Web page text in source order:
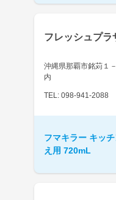
フレッシュプラ
沖縄県那覇市銘苅１
内
TEL: 098-941-2088
フマキラー キッ
え用 720mL